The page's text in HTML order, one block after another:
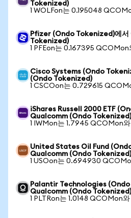
Tokenized)
1 WOLFon는 0.195048
Pfizer (Ondo Tokenized)에
Tokenized)
1 PFEon는 0.167395 QCOMon
Cisco Systems (Ondo
(Ondo Tokenized)
1 CSCOon는 0.729615
iShares Russell 2000 ETF
Qualcomm (Ondo Tokenized)
1 IWMon는 1.7945 QCOMon와
United States Oil Fund
Qualcomm (Ondo Tokenized)
1 USOon는 0.694930
Palantir Technologies (Ondo
Qualcomm (Ondo Tokenized)
1 PLTRon는 1.0148 QCOMon와